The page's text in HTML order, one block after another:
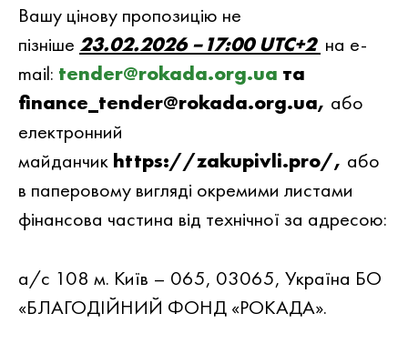
Вашу цiнову пропозицiю не
пiзнiше 23.02.2026 –17:00 UTC+2 на e-
mail: tender@rokada.org.ua та
finance_tender@rokada.org.ua, або
електронний
майданчик https://zakupivli.pro/, або
в паперовому вигляді окремими листами
фінансова частина від технічної за адресою:
а/с 108 м. Київ – 065, 03065, Україна БО
«БЛАГОДІЙНИЙ ФОНД «РОКАДА».